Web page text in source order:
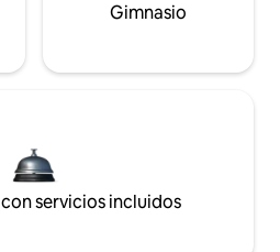
Gimnasio
servicios incluidos